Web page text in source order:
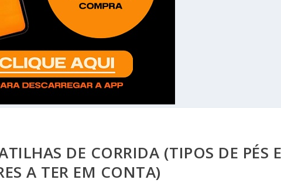
DE CORRIDA (TIPOS DE PÉS
A TER EM CONTA)